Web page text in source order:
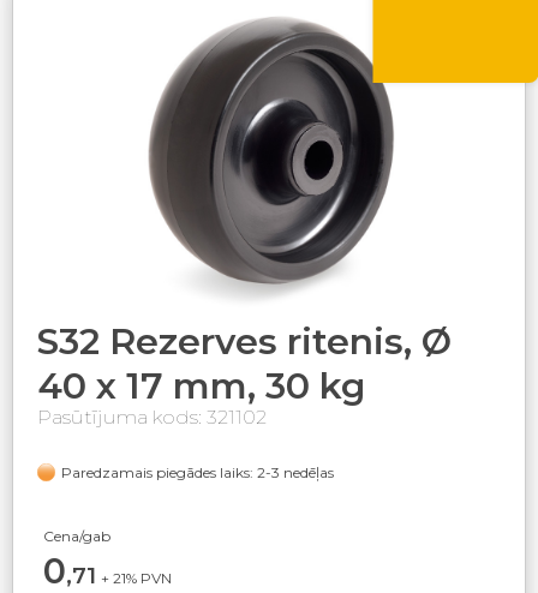
S32 Rezerves ritenis, Ø
40 x 17 mm, 30 kg
Pasūtījuma kods: 321102
Paredzamais piegādes laiks: 2-3 nedēļas
Cena/gab
0,71 + 21% PVN